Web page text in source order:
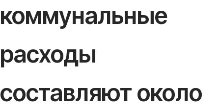
коммунальные
расходы
составляют около